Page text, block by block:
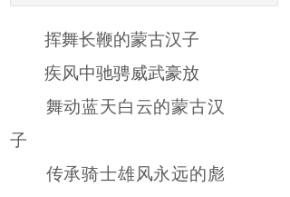
挥舞长鞭的蒙古汉子
疾风中驰骋威武豪放
舞动蓝天白云的蒙古汉
子
传承骑士雄风永远的彪